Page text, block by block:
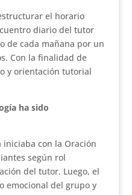
el horario
diario del tutor
de cada mañana por un
Con la finalidad de
y orientación tutorial
ha sido
con la Oración
según rol
del tutor. Luego, el
emocional del grupo y